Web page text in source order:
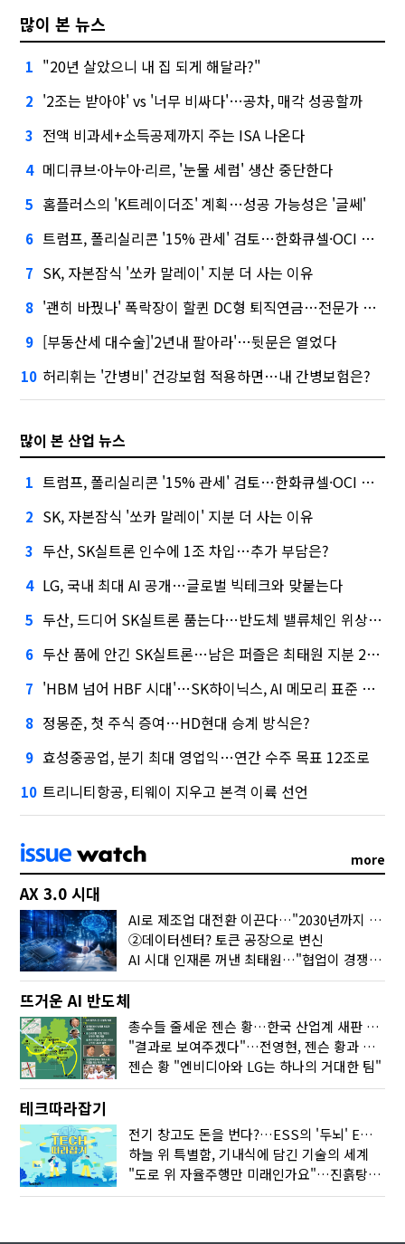
많이 본 뉴스
1 "20년 살았으니 내 집 되게 해달라?"
2 '2조는 받아야' vs '너무 비싸다'…공차, 매각 성공할까
3 전액 비과세+소득공제까지 주는 ISA 나온다
4 메디큐브·아누아·리르, '눈물 세럼' 생산 중단한다
5 홈플러스의 'K트레이더조' 계획…성공 가능성은 '글쎄'
6 트럼프, 폴리실리콘 '15% 관세' 검토…한화큐셀·OCI 영향은?
7 SK, 자본잠식 '쏘카 말레이' 지분 더 사는 이유
8 '괜히 바꿨나' 폭락장이 할퀸 DC형 퇴직연금…전문가 조언은
9 [부동산세 대수술]'2년내 팔아라'…뒷문은 열었다
10 허리휘는 '간병비' 건강보험 적용하면…내 간병보험은?
많이 본 산업 뉴스
1 트럼프, 폴리실리콘 '15% 관세' 검토…한화큐셀·OCI 영향은?
2 SK, 자본잠식 '쏘카 말레이' 지분 더 사는 이유
3 두산, SK실트론 인수에 1조 차입…추가 부담은?
4 LG, 국내 최대 AI 공개…글로벌 빅테크와 맞붙는다
5 두산, 드디어 SK실트론 품는다…반도체 밸류체인 위상 강화
6 두산 품에 안긴 SK실트론…남은 퍼즐은 최태원 지분 29.4%
7 'HBM 넘어 HBF 시대'…SK하이닉스, AI 메모리 표준 선점 나섰다
8 정몽준, 첫 주식 증여…HD현대 승계 방식은?
9 효성중공업, 분기 최대 영업익…연간 수주 목표 12조로
10 트리니티항공, 티웨이 지우고 본격 이륙 선언
more
AX 3.0 시대
AI로 제조업 대전환 이끈다…"2030년까지 민관합동 20조 투자"
②데이터센터? 토큰 공장으로 변신
AI 시대 인재론 꺼낸 최태원…"협업이 경쟁력"
뜨거운 AI 반도체
총수들 줄세운 젠슨 황…한국 산업계 새판 짰다
"결과로 보여주겠다"…전영현, 젠슨 황과 HBM5 논의
젠슨 황 "엔비디아와 LG는 하나의 거대한 팀"
테크따라잡기
전기 창고도 돈을 번다?…ESS의 '두뇌' EMO가 뭐길래
하늘 위 특별함, 기내식에 담긴 기술의 세계
"도로 위 자율주행만 미래인가요"…진흙탕서 길 내는 HD현대 AI 기술